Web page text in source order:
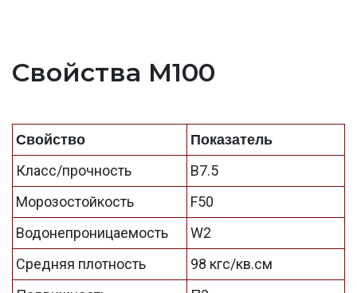
Свойства М100
Свойство Показатель
Класс/прочность
B7.5
Морозостойкость
F50
Водонепроницаемость
W2
Средняя плотность
98 кгс/кв.см